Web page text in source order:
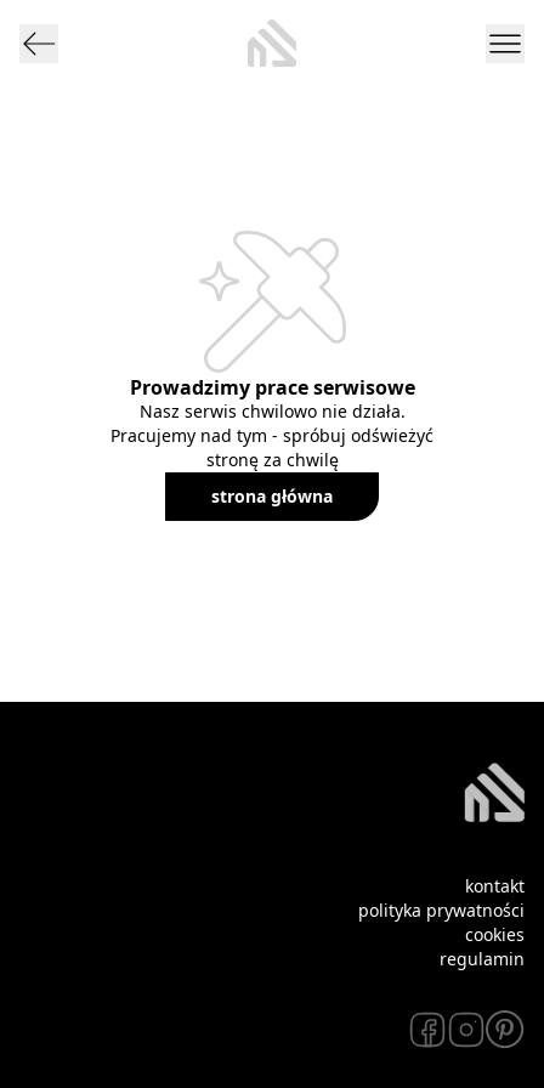
Prowadzimy prace serwisowe
Nasz serwis chwilowo nie działa.
Pracujemy nad tym - spróbuj odświeżyć
stronę za chwilę
strona główna
kontakt
polityka prywatności
cookies
regulamin